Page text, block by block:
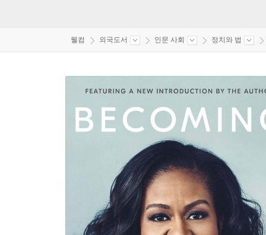
웰컴 외국도서 인문 사회 정치와 법